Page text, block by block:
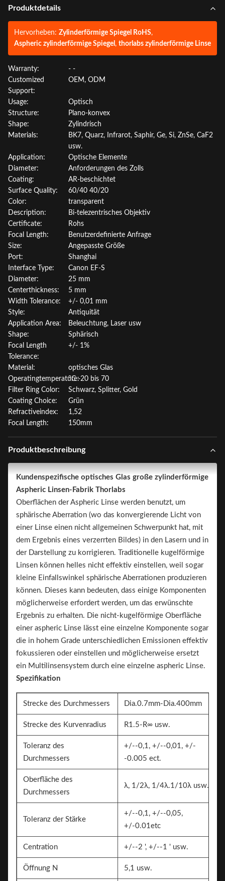
Produktdetails
Hervorheben: Zylinderförmige Spiegel RoHS,
Aspheric zylinderförmige Spiegel , thorlabs zylinderförmige Linse
Warranty:
- -
Customized
Support:
OEM, ODM
Usage:
Optisch
Structure:
Plano-konvex
Shape:
Zylindrisch
Materials:
BK7, Quarz, Infrarot, Saphir, Ge, Si, ZnSe, CaF2
usw.
Application:
Optische Elemente
Diameter:
Anforderungen des Zolls
Coating:
AR-beschichtet
Surface Quality:
60/40 40/20
Color:
transparent
Description:
Bi-telezentrisches Objektiv
Certificate:
Rohs
Focal Length:
Benutzerdefinierte Anfrage
Size:
Angepasste Größe
Port:
Shanghai
Interface Type:
Canon EF-S
Diameter:
25 mm
Centerthickness:
5 mm
Width Tolerance:
+/- 0,01 mm
Style:
Antiquität
Application Area:
Beleuchtung, Laser usw
Shape:
Sphärisch
Focal Length
Tolerance:
+/- 1%
Material:
optisches Glas
Operatingtemperature:°C -20 bis 70
Filter Ring Color:
Schwarz, Splitter, Gold
Coating Choice:
Grün
Refractiveindex:
1,52
Focal Length:
150mm
Produktbeschreibung
Kundenspezifische optisches Glas große zylinderförmige
Aspheric Linsen-Fabrik Thorlabs
Oberflächen der Aspheric Linse werden benutzt, um
sphärische Aberration (wo das konvergierende Licht von
einer Linse einen nicht allgemeinen Schwerpunkt hat, mit
dem Ergebnis eines verzerrten Bildes) in den Lasern und in
der Darstellung zu korrigieren. Traditionelle kugelförmige
Linsen können helles nicht effektiv einstellen, weil sogar
kleine Einfallswinkel sphärische Aberrationen produzieren
können. Dieses kann bedeuten, dass einige Komponenten
möglicherweise erfordert werden, um das erwünschte
Ergebnis zu erhalten. Die nicht-kugelförmige Oberfläche
einer aspheric Linse lässt eine einzelne Komponente sogar
die in hohem Grade unterschiedlichen Emissionen effektiv
fokussieren oder einstellen und möglicherweise ersetzt
ein Multilinsensystem durch eine einzelne aspheric Linse.
Spezifikation
Strecke des Durchmessers Dia.0.7mm-Dia.400mm
Strecke des Kurvenradius R1.5-R∞ usw.
Toleranz des
Durchmessers
+/--0,1, +/--0,01, +/-
-0.005 ect.
Oberfläche des
Durchmessers
λ, 1/2λ, 1/4λ.1/10λ usw.
Toleranz der Stärke
+/--0,1, +/--0,05,
+/-0.01etc
Centration +/--2 ', +/--1 ' usw.
Öffnung N 5,1 usw.